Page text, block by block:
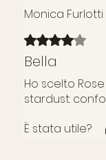
Monica Furlotti
Valutazione 4
Bella
Ho scelto
stardust:
È stata utile?